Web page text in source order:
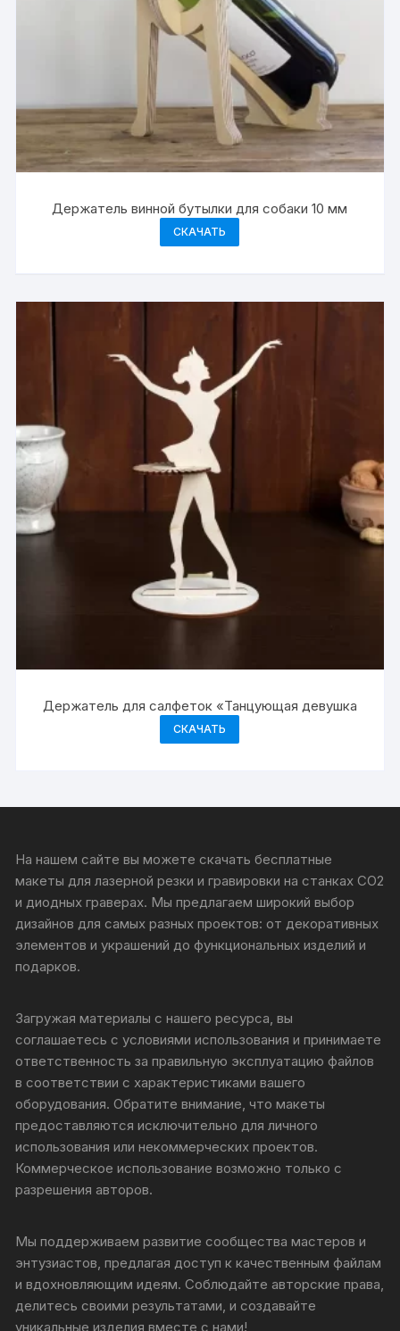
Держатель винной бутылки для собаки 10 мм
СКАЧАТЬ
Держатель для салфеток «Танцующая девушка
СКАЧАТЬ
На нашем сайте вы можете скачать бесплатные
макеты для лазерной резки и гравировки на станках CO2
и диодных граверах. Мы предлагаем широкий выбор
дизайнов для самых разных проектов: от декоративных
элементов и украшений до функциональных изделий и
подарков.
Загружая материалы с нашего ресурса, вы
соглашаетесь с условиями использования и принимаете
ответственность за правильную эксплуатацию файлов
в соответствии с характеристиками вашего
оборудования. Обратите внимание, что макеты
предоставляются исключительно для личного
использования или некоммерческих проектов.
Коммерческое использование возможно только с
разрешения авторов.
Мы поддерживаем развитие сообщества мастеров и
энтузиастов, предлагая доступ к качественным файлам
и вдохновляющим идеям. Соблюдайте авторские права,
делитесь своими результатами, и создавайте
уникальные изделия вместе с нами!